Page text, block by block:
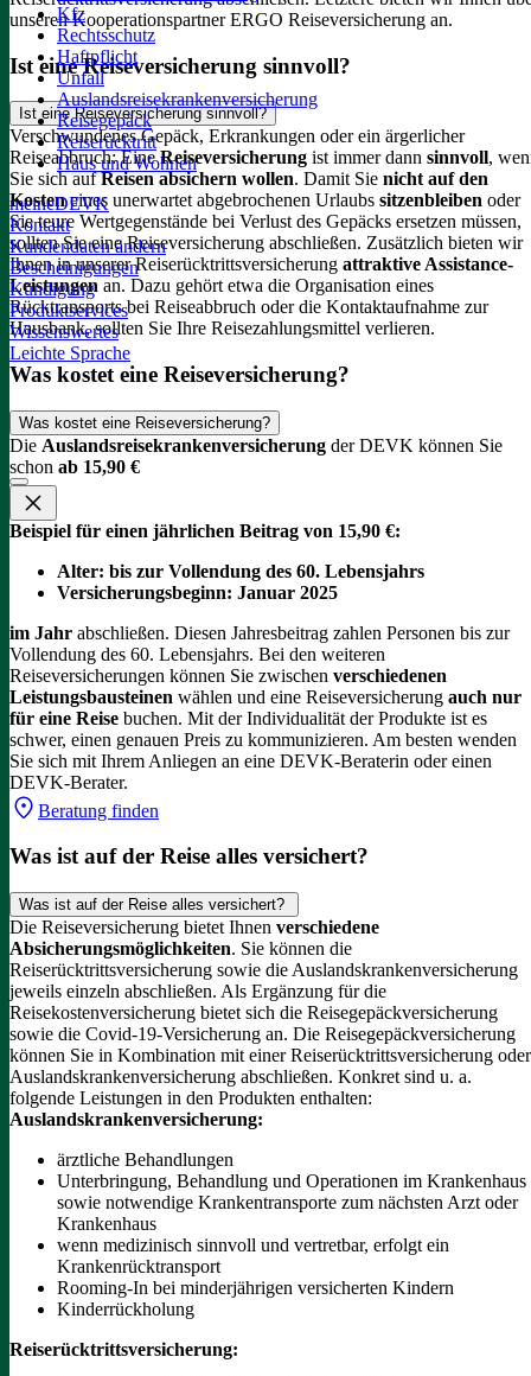
Kfz
Rechtsschutz
Haftpflicht
Unfall
Auslandsreisekrankenversicherung
Reisegepäck
Reiserücktritt
Haus und Wohnen
meineDEVK
Kontakt
Kundendaten ändern
Bescheinigungen
Kündigung
Produktservices
Wissenswertes
Leichte Sprache
unseren Kooperationspartner ERGO Reiseversicherung an.
Ist eine Reiseversicherung sinnvoll?
Ist eine Reiseversicherung sinnvoll?
Verschwundenes Gepäck, Erkrankungen oder ein ärgerlicher
Reiseabbruch: EineReiseversicherung ist immer dann sinnvoll,
Sie sich aufReisen absichern wollen. Damit Sie nicht auf den
Kosteneines unerwartet abgebrochenen Urlaubs sitzenbleiben oder
Sie teure Wertgegenstände bei Verlust des Gepäcks ersetzen müssen,
sollten Sie eine Reiseversicherung abschließen. Zusätzlich bieten wir
Ihnen in unserer Reiserücktrittsversicherung attraktive Assistance-
Leistungen an. Dazu gehört etwa die Organisation eines
Rücktransports bei Reiseabbruch oder die Kontaktaufnahme zur
Hausbank, sollten Sie Ihre Reisezahlungsmittel verlieren.
Was kostet eine Reiseversicherung?
Was kostet eine Reiseversicherung?
Die Auslandsreisekrankenversicherung der DEVK können Sie
schon ab 15,90 €
Beispiel für einen jährlichen Beitrag von 15,90 €:
Alter: bis zur Vollendung des 60. Lebensjahrs
Versicherungsbeginn: Januar 2025
im Jahr abschließen. Diesen Jahresbeitrag zahlen Personen bis zur
Vollendung des 60. Lebensjahrs. Bei den weiteren
Reiseversicherungen können Sie zwischen verschiedenen
Leistungsbausteinen wählen und eine Reiseversicherung auch nur
für eine Reise buchen. Mit der Individualität der Produkte ist es
schwer, einen genauen Preis zu kommunizieren. Am besten wenden
Sie sich mit Ihrem Anliegen an eine DEVK-Beraterin oder einen
DEVK-Berater.
Beratung finden
Was ist auf der Reise alles versichert?
Was ist auf der Reise alles versichert?
Die Reiseversicherung bietet Ihnen verschiedene
Absicherungsmöglichkeiten. Sie können die
Reiserücktrittsversicherung sowie die Auslandskrankenversicherung
jeweils einzeln abschließen. Als Ergänzung für die
Reisekostenversicherung bietet sich die Reisegepäckversicherung
sowie die Covid-19-Versicherung an. Die Reisegepäckversicherung
können Sie in Kombination mit einer Reiserücktrittsversicherung oder
Auslandskrankenversicherung abschließen. Konkret sind u. a.
folgende Leistungen in den Produkten enthalten:
Auslandskrankenversicherung:
ärztliche Behandlungen
Unterbringung, Behandlung und Operationen im Krankenhaus
sowie notwendige Krankentransporte zum nächsten Arzt oder
Krankenhaus
wenn medizinisch sinnvoll und vertretbar, erfolgt ein
Krankenrücktransport
Rooming-In bei minderjährigen versicherten Kindern
Kinderrückholung
Reiserücktrittsversicherung: